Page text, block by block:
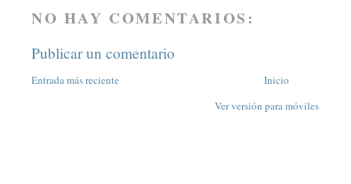
NO HAY COMENTARIOS:
Publicar un comentario
Entrada más reciente
Inicio
Ver versión para móviles